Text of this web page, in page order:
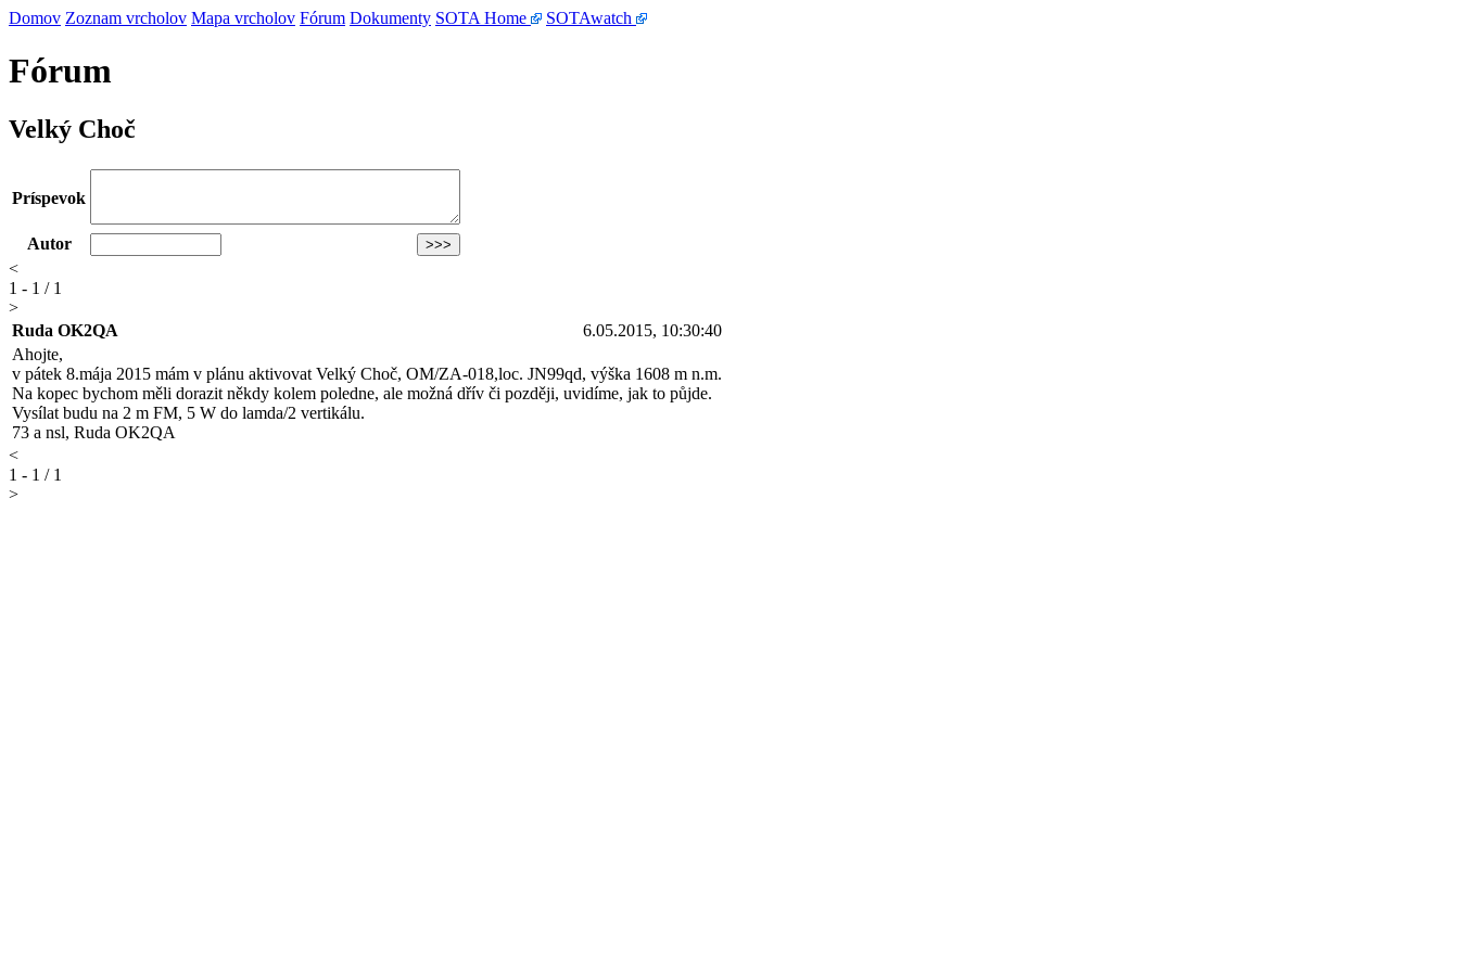
Domov Zoznam vrcholov Mapa vrcholov Fórum Dokumenty SOTA Home SOTAwatch
Fórum
Velký Choč
Príspevok
Autor
<
1 - 1 / 1
>
Ruda OK2QA
6.05.2015, 10:30:40
Ahojte,
v pátek 8.mája 2015 mám v plánu aktivovat Velký Choč, OM/ZA-018,loc. JN99qd, výška 1608 m n.m.
Na kopec bychom měli dorazit někdy kolem poledne, ale možná dřív či později, uvidíme, jak to půjde.
Vysílat budu na 2 m FM, 5 W do lamda/2 vertikálu.
73 a nsl, Ruda OK2QA
<
1 - 1 / 1
>